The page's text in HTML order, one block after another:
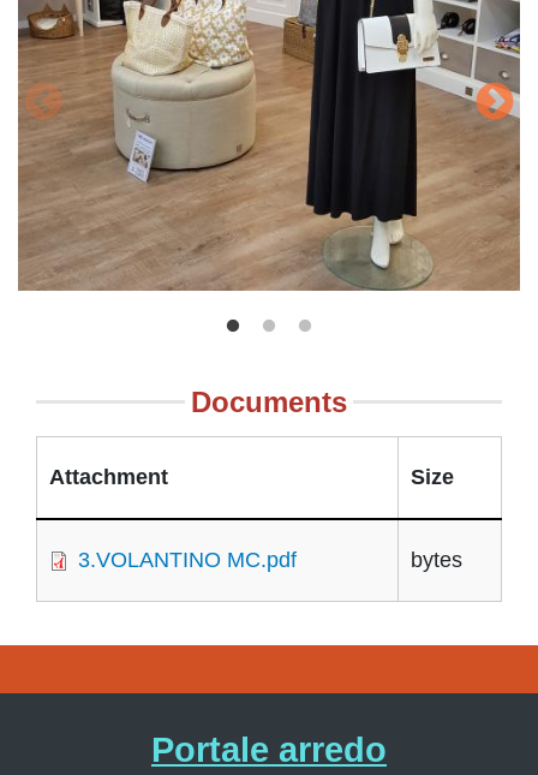
Documents
Attachment Size
3.VOLANTINO MC.pdf bytes
Portale arredo